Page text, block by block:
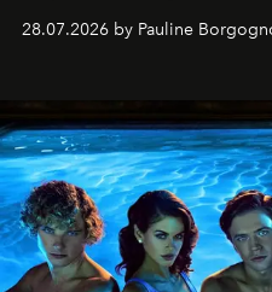
28.07.2026 by Pauline